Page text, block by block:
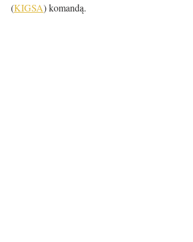
(KIGSA) komandą.